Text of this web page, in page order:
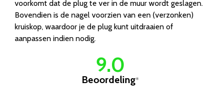
voorkomt dat de plug te ver in de muur wordt geslagen.
Bovendien is de nagel voorzien van een (verzonken)
kruiskop, waardoor je de plug kunt uitdraaien of
aanpassen indien nodig.
9.0
Beoordeling*